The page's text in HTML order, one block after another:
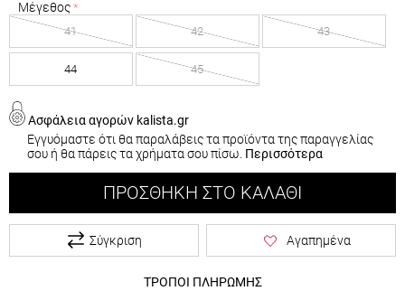
Μέγεθος
41 42 43
44 45
Ασφάλεια αγορών kalista.gr
Εγγυόμαστε ότι θα παραλάβεις τα προϊόντα της παραγγελίας
σου ή θα πάρεις τα χρήματα σου πίσω. Περισσότερα
ΠΡΟΣΘΉΚΗ ΣΤΟ ΚΑΛΆΘΙ
Σύγκριση Αγαπημένα
ΤΡΟΠΟΙ ΠΛΗΡΩΜΗΣ